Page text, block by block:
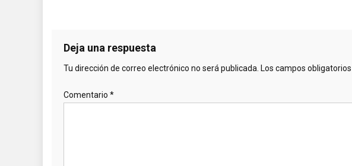
Deja una respuesta
Tu dirección de correo electrónico no será publicada. Los campos
Comentario *